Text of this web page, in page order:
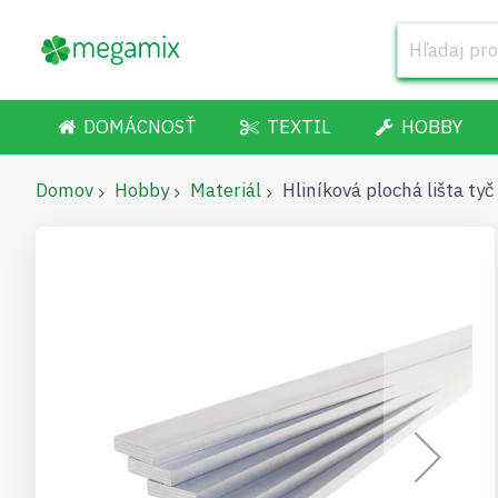
DOMÁCNOSŤ TEXTIL HOBBY
Domov Hobby Materiál Hliníková plochá lišta